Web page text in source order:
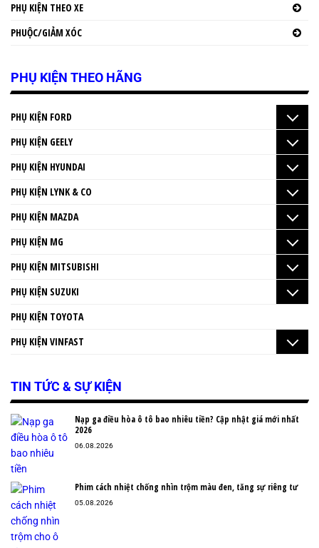
PHỤ KIỆN THEO XE
PHUỘC/GIẢM XÓC
PHỤ KIỆN THEO HÃNG
PHỤ KIỆN FORD
PHỤ KIỆN GEELY
PHỤ KIỆN HYUNDAI
PHỤ KIỆN LYNK & CO
PHỤ KIỆN MAZDA
PHỤ KIỆN MG
PHỤ KIỆN MITSUBISHI
PHỤ KIỆN SUZUKI
PHỤ KIỆN TOYOTA
PHỤ KIỆN VINFAST
TIN TỨC & SỰ KIỆN
Nạp ga điều hòa ô tô bao nhiêu tiền? Cập nhật giá mới nhất
2026
06.08.2026
Phim cách nhiệt chống nhìn trộm màu đen, tăng sự riêng tư
05.08.2026